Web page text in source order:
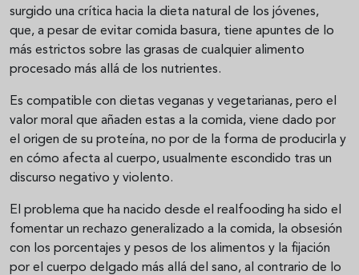
surgido una crítica hacia la dieta natural de los jóvenes,
que, a pesar de evitar comida basura, tiene apuntes de lo
más estrictos sobre las grasas de cualquier alimento
procesado más allá de los nutrientes.
Es compatible con dietas veganas y vegetarianas, pero el
valor moral que añaden estas a la comida, viene dado por
el origen de su proteína, no por de la forma de producirla y
en cómo afecta al cuerpo, usualmente escondido tras un
discurso negativo y violento.
El problema que ha nacido desde el realfooding ha sido el
fomentar un rechazo generalizado a la comida, la obsesión
con los porcentajes y pesos de los alimentos y la fijación
por el cuerpo delgado más allá del sano, al contrario de lo